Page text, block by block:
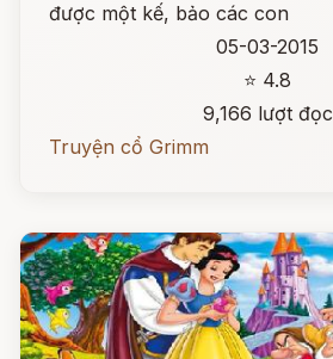
được một kế, bảo các con
05-03-2015
⭐ 4.8
9,166 lượt đọc
Truyện cổ Grimm